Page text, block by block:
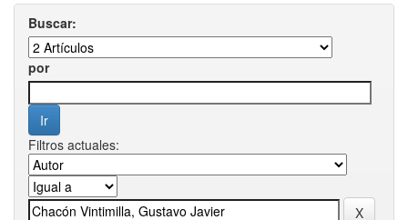
Buscar:
por
Filtros actuales: